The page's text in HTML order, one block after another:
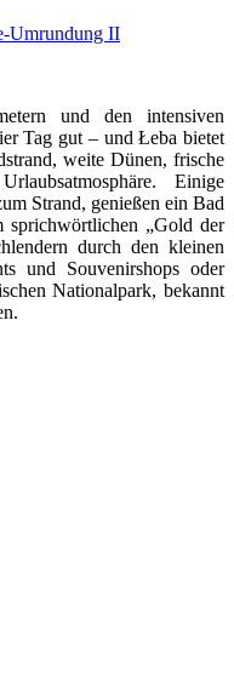
Umrundung II
und den intensiven
Tag gut – und Łeba bietet
weite Dünen, frische
Einige
Strand, genießen ein Bad
sprichwörtlichen „Gold der
durch den kleinen
und Souvenirshops oder
Nationalpark, bekannt